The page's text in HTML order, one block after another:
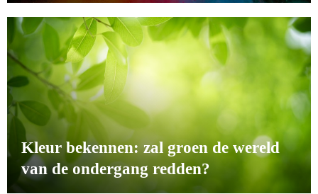
Kleur bekennen: zal groen de wereld
van de ondergang redden?